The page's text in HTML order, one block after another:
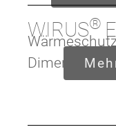
WIRUS®
Dimension